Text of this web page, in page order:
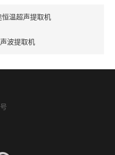
温超声提取机
波提取机